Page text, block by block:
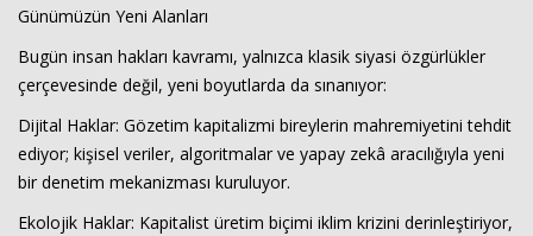
Günümüzün Yeni Alanları
Bugün insan hakları kavramı, yalnızca klasik siyasi özgürlükler
çerçevesinde değil, yeni boyutlarda da sınanıyor:
Dijital Haklar: Gözetim kapitalizmi bireylerin mahremiyetini tehdit
ediyor; kişisel veriler, algoritmalar ve yapay zekâ aracılığıyla yeni
bir denetim mekanizması kuruluyor.
Ekolojik Haklar: Kapitalist üretim biçimi iklim krizini derinleştiriyor,